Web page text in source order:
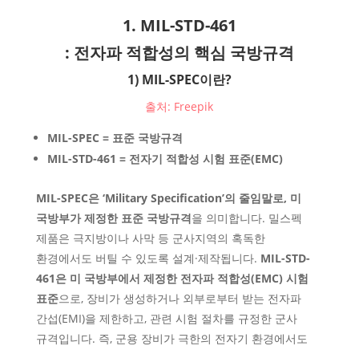
1. MIL-STD-461
: 전자파 적합성의 핵심 국방규격
1) MIL-SPEC이란?
출처: Freepik
MIL-SPEC = 표준 국방규격
MIL-STD-461 = 전자기 적합성 시험 표준(EMC)
MIL-SPEC은 ‘Military Specification’의 줄임말로, 미
국방부가 제정한 표준 국방규격을 의미합니다. 밀스펙
제품은 극지방이나 사막 등 군사지역의 혹독한
환경에서도 버틸 수 있도록 설계·제작됩니다. MIL-STD-
461은 미 국방부에서 제정한 전자파 적합성(EMC) 시험
표준으로, 장비가 생성하거나 외부로부터 받는 전자파
간섭(EMI)을 제한하고, 관련 시험 절차를 규정한 군사
규격입니다. 즉, 군용 장비가 극한의 전자기 환경에서도